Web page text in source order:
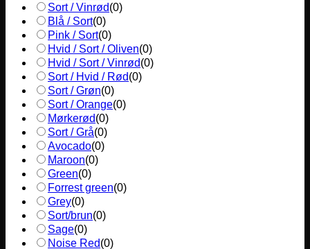
Sort / Vinrød(0)
Blå / Sort(0)
Pink / Sort(0)
Hvid / Sort / Oliven(0)
Hvid / Sort / Vinrød(0)
Sort / Hvid / Rød(0)
Sort / Grøn(0)
Sort / Orange(0)
Mørkerød(0)
Sort / Grå(0)
Avocado(0)
Maroon(0)
Green(0)
Forrest green(0)
Grey(0)
Sort/brun(0)
Sage(0)
Noise Red(0)